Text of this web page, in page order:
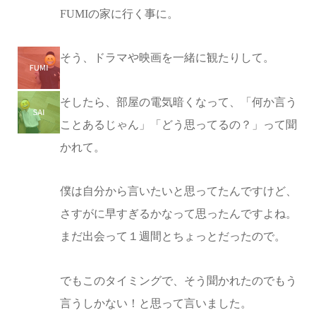
FUMIの家に行く事に。
そう、ドラマや映画を一緒に観たりして。
そしたら、部屋の電気暗くなって、「何か言う
ことあるじゃん」「どう思ってるの？」って聞
かれて。
僕は自分から言いたいと思ってたんですけど、
さすがに早すぎるかなって思ったんですよね。
まだ出会って１週間とちょっとだったので。
でもこのタイミングで、そう聞かれたのでもう
言うしかない！と思って言いました。